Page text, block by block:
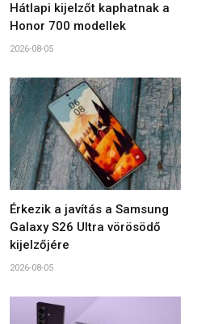
Hátlapi kijelzőt kaphatnak a
Honor 700 modellek
2026-08-05
Érkezik a javítás a Samsung
Galaxy S26 Ultra vörösödő
kijelzőjére
2026-08-05